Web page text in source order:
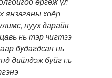
янзаганы хоёр
нуух дарайн
нь тэр чигтээ
будагдсан нь
дийлдэж буйг нь